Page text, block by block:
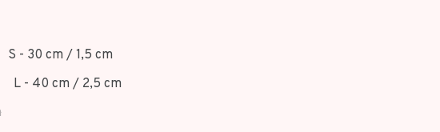
S - 30 cm / 1,5 cm
L - 40 cm / 2,5 cm